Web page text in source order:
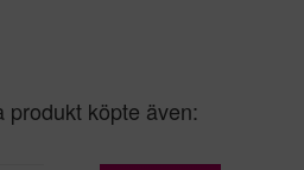
produkt köpte även: